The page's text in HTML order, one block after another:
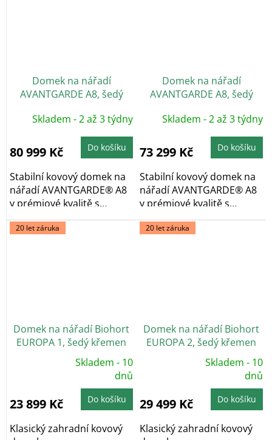
Domek na nářadí
AVANTGARDE A8, šedý
Skladem - 2 až 3 týdny
80 999 Kč Do košíku
Stabilní kovový domek na
nářadí AVANTGARDE® A8
v prémiové kvalitě s
pultovou...
Domek na nářadí
AVANTGARDE A8, šedý
Skladem - 2 až 3 týdny
73 299 Kč Do košíku
Stabilní kovový domek na
nářadí AVANTGARDE® A8
v prémiové kvalitě s
pultovou...
20 let záruka
Domek na nářadí Biohort
EUROPA 1, šedý křemen
5,0
z
5
Skladem - 10
dnů
23 899 Kč Do košíku
Klasický zahradní kovový
20 let záruka
Domek na nářadí Biohort
EUROPA 2, šedý křemen
5,0
z
5
Skladem - 10
dnů
29 499 Kč Do košíku
Klasický zahradní kovový